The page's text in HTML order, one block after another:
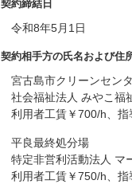
契約締結日
令和8年5月1日
契約相手方の氏名および住
宮古島市クリーンセン
社会福祉法人 みやこ福
利用者工賃￥700/h、
平良最終処分場
特定非営利活動法人 マ
利用者工賃￥750/h、